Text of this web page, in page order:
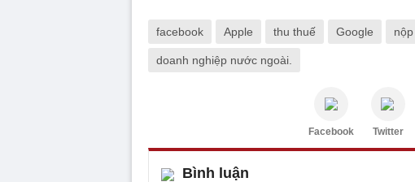
facebook Apple thu thuế Google
doanh nghiệp nước ngoài.
Facebook Twitter
Bình luận